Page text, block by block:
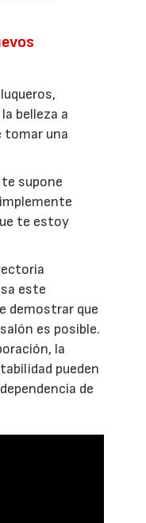
belleza a
tomar una
te supone
te estoy
este
demostrar que
es posible.
la
pueden
de